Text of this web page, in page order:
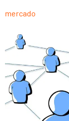
mercado